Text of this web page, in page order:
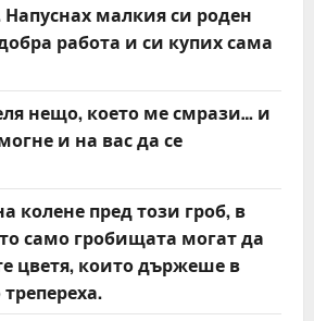
малкия си роден
работа и си купих сама
нещо, което ме смрази… и
и на вас да се
колене пред този гроб, в
само гробищата могат да
цветя, които държеше в